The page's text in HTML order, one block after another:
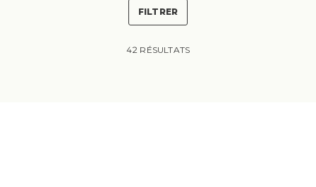
FILTRER
42 RÉSULTATS